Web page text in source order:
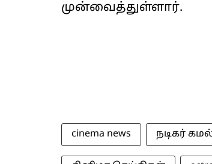
முன்வைத்துள்ளார்.
cinema news நடிகர்